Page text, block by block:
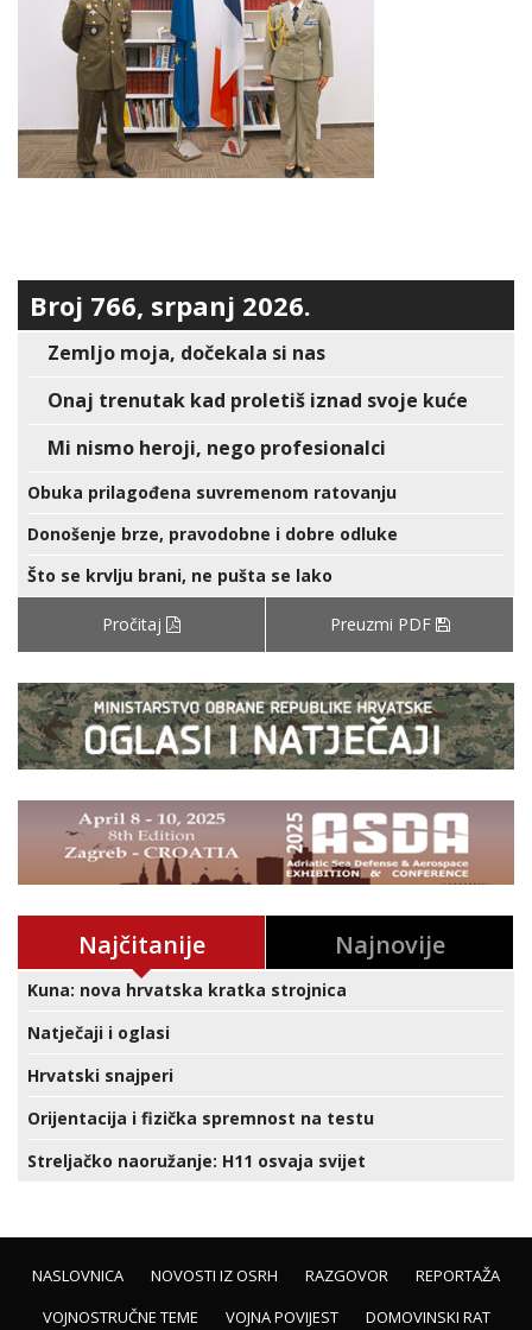
Broj 766, srpanj 2026.
Zemljo moja, dočekala si nas
Onaj trenutak kad proletiš iznad svoje kuće
Mi nismo heroji, nego profesionalci
Obuka prilagođena suvremenom ratovanju
Donošenje brze, pravodobne i dobre odluke
Što se krvlju brani, ne pušta se lako
Pročitaj Preuzmi PDF
Najčitanije Najnovije
Kuna: nova hrvatska kratka strojnica
Natječaji i oglasi
Hrvatski snajperi
Orijentacija i fizička spremnost na testu
Streljačko naoružanje: H11 osvaja svijet
NASLOVNICA NOVOSTI IZ OSRH RAZGOVOR
REPORTAŽA
VOJNOSTRUČNE TEME
VOJNA POVIJEST
DOMOVINSKI RAT